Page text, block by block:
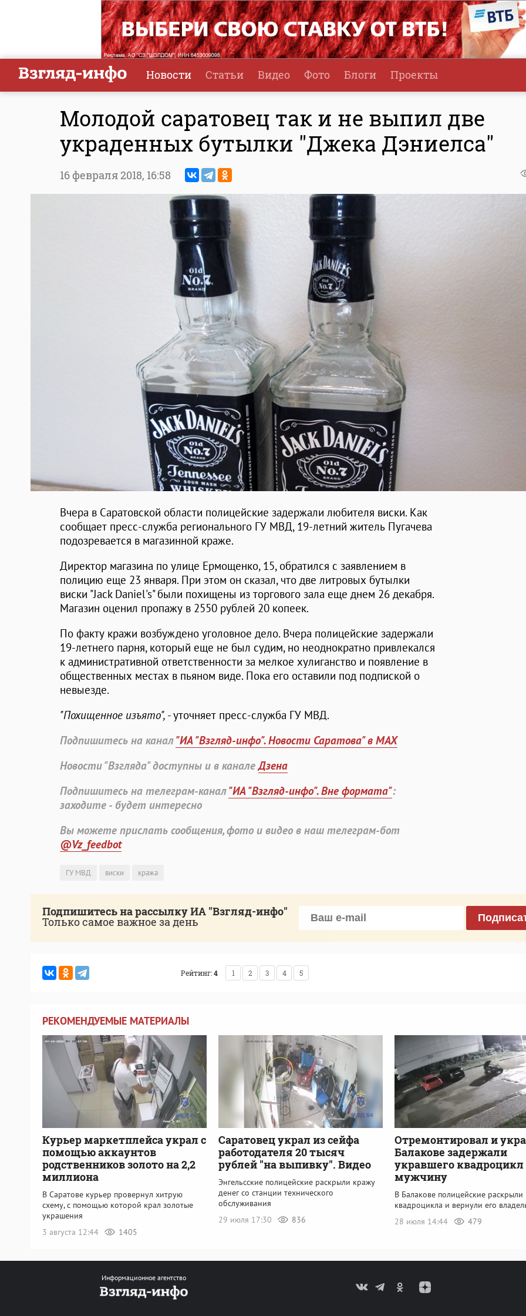
Новости Статьи Видео Фото Блоги Проекты
Молодой саратовец так и не выпил две
украденных бутылки "Джека Дэниелса"
16 февраля 2018, 16:58
Вчера в Саратовской области полицейские задержали любителя виски. Как
сообщает пресс-служба регионального ГУ МВД, 19-летний житель Пугачева
подозревается в магазинной краже.
Директор магазина по улице Ермощенко, 15, обратился с заявлением в
полицию еще 23 января. При этом он сказал, что две литровых бутылки
виски "Jack Daniel's" были похищены из торгового зала еще днем 26 декабря.
Магазин оценил пропажу в 2550 рублей 20 копеек.
По факту кражи возбуждено уголовное дело. Вчера полицейские задержали
19-летнего парня, который еще не был судим, но неоднократно привлекался
к административной ответственности за мелкое хулиганство и появление в
общественных местах в пьяном виде. Пока его оставили под подпиской о
невыезде.
"Похищенное изъято", - уточняет пресс-служба ГУ МВД.
Подпишитесь на канал"ИА "Взгляд-инфо". Новости Саратова" в MAX
Новости "Взгляда" доступны и в каналеДзена
Подпишитесь на телеграм-канал"ИА "Взгляд-инфо". Вне формата":
заходите - будет интересно
Вы можете прислать сообщения, фото и видео в наш телеграм-бот
@Vz_feedbot
ГУ МВД виски кража
Подпишитесь на рассылку ИА "Взгляд-инфо"
Только самое важное за день
Рейтинг:4 1 2 3 4 5
РЕКОМЕНДУЕМЫЕ МАТЕРИАЛЫ
Курьер маркетплейса украл с
помощью аккаунтов
родственников золото на 2,2
миллиона
В Саратове курьер провернул хитрую
схему, с помощью которой крал золотые
украшения
3 августа 12:44
1405
Саратовец украл из сейфа
работодателя 20 тысяч
рублей "на выпивку". Видео
Энгельсские полицейские раскрыли кражу
денег со станции технического
обслуживания
29 июля 17:30
836
Отремонтировал и
Балакове задержали
укравшего квадроцикл
мужчину
В Балакове полицейские раскрыли
квадроцикла и вернули его
28 июля 14:44
479
Информационное агентство